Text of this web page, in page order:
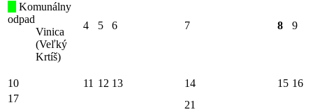
Komunálny
odpad
Vinica
(Veľký
Krtíš)
4 5 6 7 8 9
10 11 12 13 14 15 16
17
21